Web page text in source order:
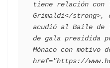
tiene relación
Grimaldi</strong>,
acudió al Baile de
de gala presidida
Mónaco con
href="https://